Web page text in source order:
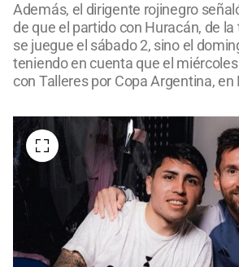
Además, el dirigente rojinegro
de que el partido con Huracán, de
se juegue el sábado 2, sino el
teniendo en cuenta que el
con Talleres por Copa Argentina, en